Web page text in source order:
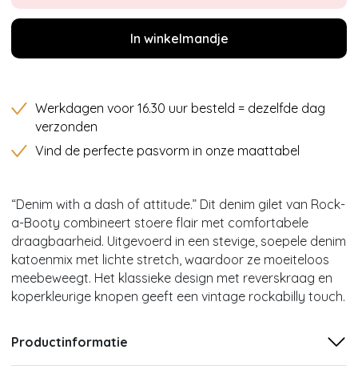
In winkelmandje
Werkdagen voor 16.30 uur besteld = dezelfde dag
verzonden
Vind de perfecte pasvorm in onze maattabel
“Denim with a dash of attitude.” Dit denim gilet van Rock-
a-Booty combineert stoere flair met comfortabele
draagbaarheid. Uitgevoerd in een stevige, soepele denim
katoenmix met lichte stretch, waardoor ze moeiteloos
meebeweegt. Het klassieke design met reverskraag en
koperkleurige knopen geeft een vintage rockabilly touch.
Productinformatie